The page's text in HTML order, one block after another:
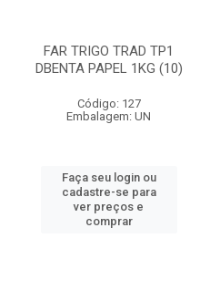
FAR TRIGO TRAD TP1
DBENTA PAPEL 1KG (10)
Código: 127
Embalagem: UN
Faça seu login ou
cadastre-se para
ver preços e
comprar